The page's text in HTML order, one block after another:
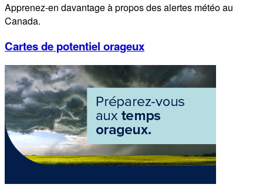
Apprenez-en davantage à propos des alertes météo au
Canada.
Cartes de potentiel orageux